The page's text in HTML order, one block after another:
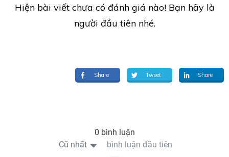
Hiện bài viết chưa có đánh giá nào! Bạn hãy là
người đầu tiên nhé.
Share Tweet Share
0 bình luận
Cũ nhất
bình luận đầu tiên